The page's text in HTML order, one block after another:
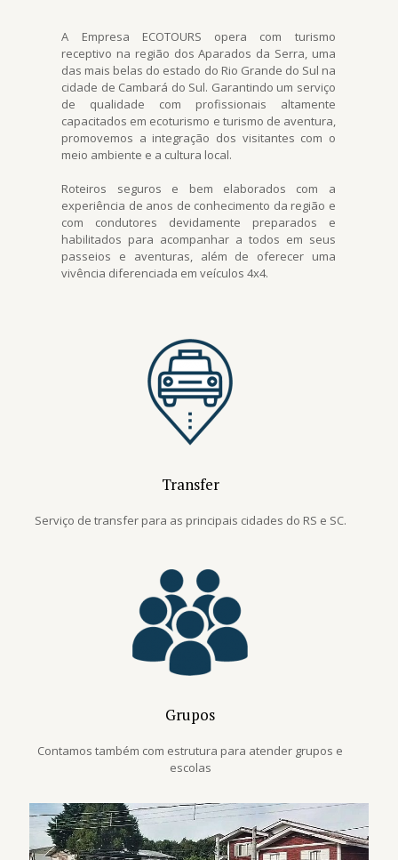
A Empresa ECOTOURS opera com turismo
receptivo na região dos Aparados da Serra, uma
das mais belas do estado do Rio Grande do Sul na
cidade de Cambará do Sul. Garantindo um serviço
de qualidade com profissionais altamente
capacitados em ecoturismo e turismo de aventura,
promovemos a integração dos visitantes com o
meio ambiente e a cultura local.
Roteiros seguros e bem elaborados com a
experiência de anos de conhecimento da região e
com condutores devidamente preparados e
habilitados para acompanhar a todos em seus
passeios e aventuras, além de oferecer uma
vivência diferenciada em veículos 4x4.
Transfer
Serviço de transfer para as principais cidades do RS e SC.
Grupos
Contamos também com estrutura para atender grupos e
escolas